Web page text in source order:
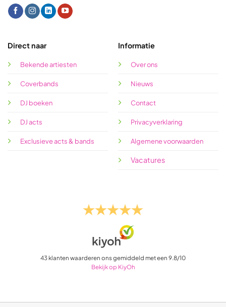
Direct naar
Bekende artiesten
Coverbands
DJ boeken
DJ acts
Exclusieve acts & bands
Informatie
Over ons
Nieuws
Contact
Privacyverklaring
Algemene voorwaarden
Vacatures
43 klanten waarderen ons gemiddeld met een 9.8/10
Bekijk op KiyOh